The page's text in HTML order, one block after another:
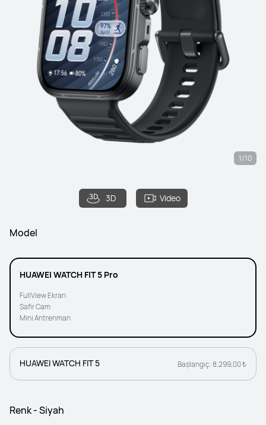
3D Video
1/10
Model
HUAWEI WATCH FIT 5 Pro
FullView Ekran
Safir Cam
Mini Antrenman
HUAWEI WATCH FIT 5 Başlangıç: 8.299,00 ₺
Renk - Siyah